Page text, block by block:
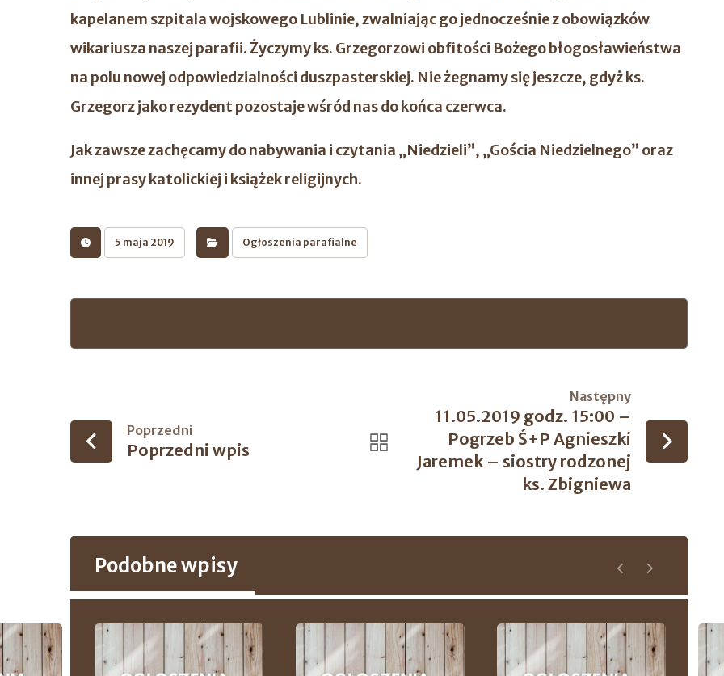
kapelanem szpitala wojskowego Lublinie, zwalniając go jednocześnie z obowiązków
wikariusza naszej parafii. Życzymy ks. Grzegorzowi obfitości Bożego błogosławieństwa
na polu nowej odpowiedzialności duszpasterskiej. Nie żegnamy się jeszcze, gdyż ks.
Grzegorz jako rezydent pozostaje wśród nas do końca czerwca.
Jak zawsze zachęcamy do nabywania i czytania „Niedzieli”, „Gościa Niedzielnego” oraz
innej prasy katolickiej i książek religijnych.
5 maja 2019 Ogłoszenia parafialne
Poprzedni
Poprzedni wpis
Następny
11.05.2019 godz. 15:00 –
Pogrzeb Ś+P Agnieszki
Jaremek – siostry rodzonej
ks. Zbigniewa
Podobne wpisy